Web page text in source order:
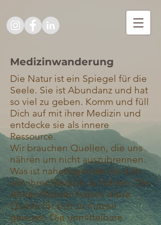
Medizinwanderung
Die Natur ist ein Spiegel für die
Seele. Sie ist Abundanz und hat
so viel zu geben. Komm und füll
Dich auf mit ihrer Medizin und
entdecke sie als innere
Ressource.
Wir brauchen Quellen, die uns
nähren um nicht auszubrennen.
Was ist naheliegender als dich
von ihrer Medizin zu nähren. Die
Ahnen/Weisen haben diese
Quelle für sich zu nutzen
gewusst. Die unmittelbare